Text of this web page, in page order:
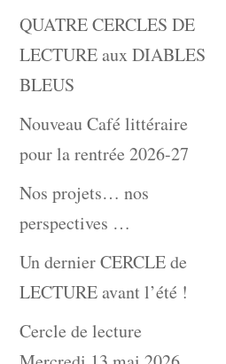
QUATRE CERCLES DE
LECTURE aux DIABLES
BLEUS
Nouveau Café littéraire
pour la rentrée 2026-27
Nos projets… nos
perspectives …
Un dernier CERCLE de
LECTURE avant l’été !
Cercle de lecture